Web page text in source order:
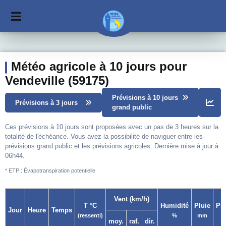
Météo agricole à 10 jours pour
Vendeville (59175)
Prévisions à 3 jours
Prévisions à 10 jours
grand public
Ces prévisions à 10 jours sont proposées avec un pas de 3 heures sur la
totalité de l'échéance. Vous avez la possibilité de naviguer entre les
prévisions grand public et les prévisions agricoles. Dernière mise à jour à
06h44.
* ETP : Évapotranspiration potentielle
Jour Heure Temps
T °C
(ressenti)
Vent (km/h)
Humidité
%
Pluie
mm
moy. raf. dir.